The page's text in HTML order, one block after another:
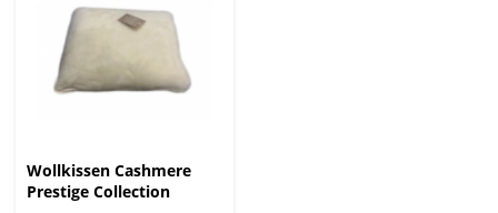
Wollkissen Cashmere
Prestige Collection